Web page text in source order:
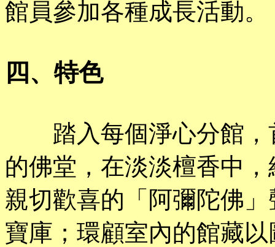
館員參加各種成長活動。
四、特色
踏入每個淨心分館，
的佛堂，在淡淡檀香中
親切歡喜的「阿彌陀佛
寶庫；環顧室內的館藏